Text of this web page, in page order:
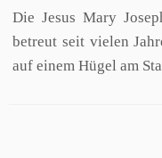
Die Jesus Mary
betreut seit vielen
auf einem Hügel am